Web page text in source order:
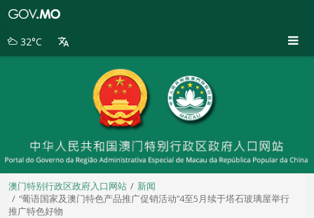
别
32°C
澳门特别行政区政府入口网站
新闻
“葡语国家及澳门特色产品推广促销活动”4至5月续于塔石玻璃屋举行
推广特色好物